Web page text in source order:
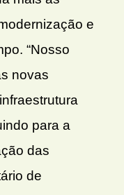
e
“Nosso
novas
para a
das
de